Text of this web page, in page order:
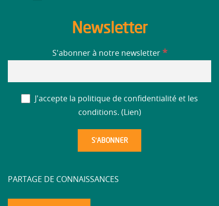
Newsletter
S'abonner à notre newsletter *
J'accepte la politique de confidentialité et les
conditions. ( Lien)
PARTAGE DE CONNAISSANCES